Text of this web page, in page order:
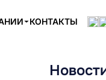
КОНТАКТЫ